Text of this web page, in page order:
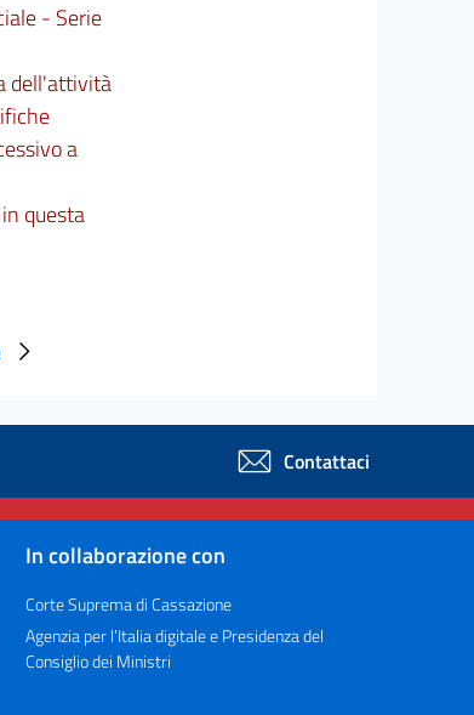
- Serie
dell'attività
a
questa
Contattaci
In collaborazione con
Corte Suprema di Cassazione
Agenzia per l’Italia digitale e Presidenza del
Consiglio dei Ministri